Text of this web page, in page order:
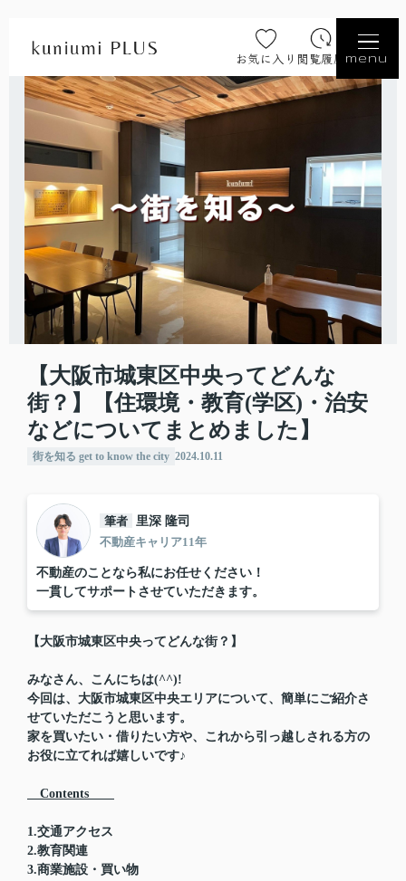
お気に入り 閲覧履歴 menu
【大阪市城東区中央ってどんな
街？】【住環境・教育(学区)・治安
などについてまとめました】
街を知る get to know the city 2024.10.11
筆者
里深 隆司
不動産キャリア11年
不動産のことなら私にお任せください！
一貫してサポートさせていただきます。
【大阪市城東区中央ってどんな街？】
みなさん、こんにちは(^^)!
今回は、大阪市城東区中央エリアについて、簡単にご紹介さ
せていただこうと思います。
家を買いたい・借りたい方や、これから引っ越しされる方の
お役に立てれば嬉しいです♪
Contents
1.交通アクセス
2.教育関連
3.商業施設・買い物